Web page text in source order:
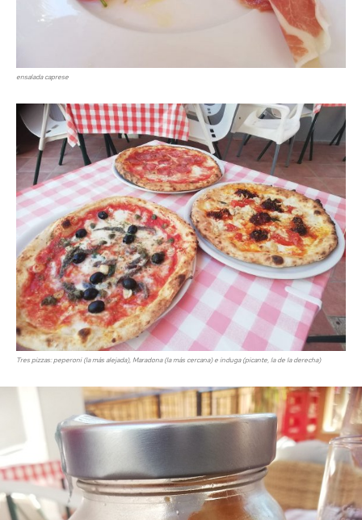
ensalada caprese
Tres pizzas: peperoni (la más alejada), Maradona (la más cercana) e induga (picante, la de la derecha)